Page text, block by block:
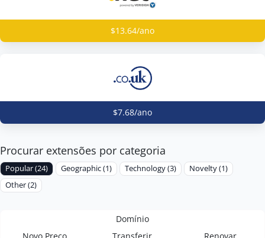
$13.64/ano
$7.68/ano
Procurar extensões por categoria
Popular (24) Geographic (1) Technology (3)
Novelty (1)
Other (2)
Domínio